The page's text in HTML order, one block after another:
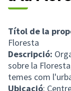
Títol de la
Floresta
Descripció:
sobre la
temes com
Ubicació: